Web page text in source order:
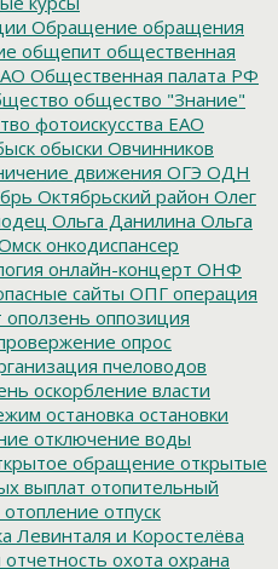
Обращение обращения
общепит общественная
Общественная палата РФ
общество "Знание"
фотоискусства ЕАО
обыски Овчинников
движения ОГЭ ОДН
Октябрьский район Олег
Ольга Данилина Ольга
онкодиспансер
онлайн-концерт ОНФ
сайты ОПГ операция
оползень оппозиция
опрос
пчеловодов
оскорбление власти
остановка остановки
отключение воды
обращение открытые
выплат отопительный
отопление отпуск
Левинталя и Коростелёва
отчетность охота охрана